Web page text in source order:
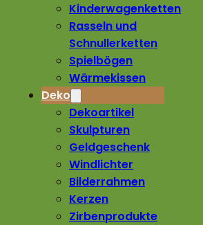
Kinderwagenketten
Rasseln und
Schnullerketten
Spielbögen
Wärmekissen
Deko
Dekoartikel
Skulpturen
Geldgeschenk
Windlichter
Bilderrahmen
Kerzen
Zirbenprodukte